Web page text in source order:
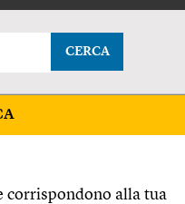
CERCA
corrispondono alla tua